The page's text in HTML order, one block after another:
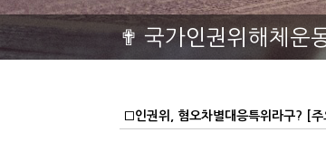
후원안내
✟ 국가인권위해체운
□인권위, 혐오차별대응특위라구? [